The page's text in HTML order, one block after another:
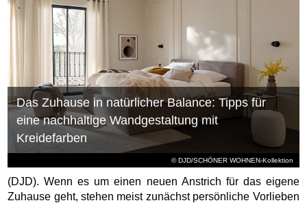
© DJD/SCHÖNER WOHNEN-Kollektion
Das Zuhause in natürlicher Balance: Tipps für
eine nachhaltige Wandgestaltung mit
Kreidefarben
(DJD). Wenn es um einen neuen Anstrich für das eigene
Zuhause geht, stehen meist zunächst persönliche Vorlieben